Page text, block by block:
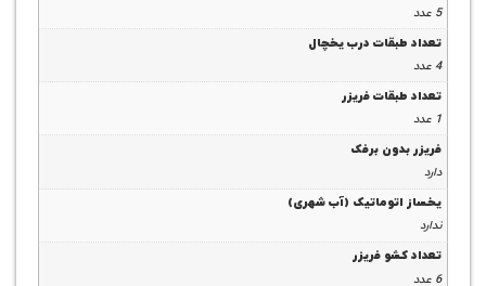
درب یخچال
فریزر
برفک
(آب شهری)
فریزر